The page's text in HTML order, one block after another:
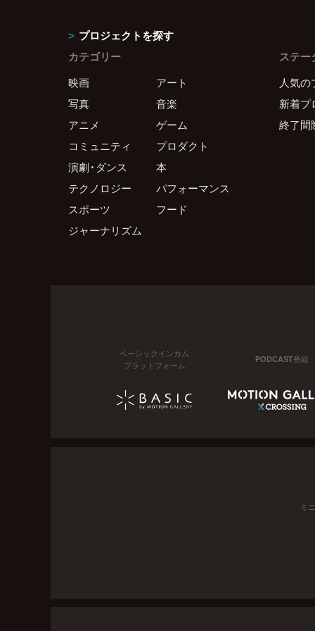
プロジェクトを探す
カテゴリー
映画
アート
写真
音楽
アニメ
ゲーム
コミュニティ
プロダクト
演劇・ダンス
本
テクノロジー
パフォーマンス
スポーツ
フード
ジャーナリズム
ステー
人気の
新着プ
終了間
ベーシックインカム
プラットフォーム
PODCAST番組
ミ